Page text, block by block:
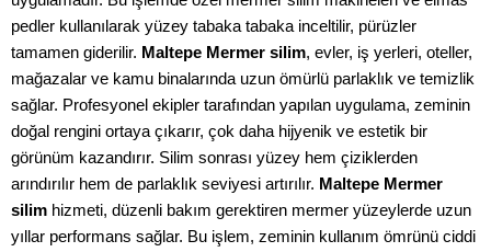
pedler kullanılarak yüzey tabaka tabaka inceltilir, pürüzler
tamamen giderilir. Maltepe Mermer silim, evler, iş yerleri, oteller,
mağazalar ve kamu binalarında uzun ömürlü parlaklık ve temizlik
sağlar. Profesyonel ekipler tarafından yapılan uygulama, zeminin
doğal rengini ortaya çıkarır, çok daha hijyenik ve estetik bir
görünüm kazandırır. Silim sonrası yüzey hem çiziklerden
arındırılır hem de parlaklık seviyesi artırılır. Maltepe Mermer
silim hizmeti, düzenli bakım gerektiren mermer yüzeylerde uzun
yıllar performans sağlar. Bu işlem, zeminin kullanım ömrünü ciddi